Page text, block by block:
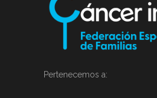
Pertenecemos a: